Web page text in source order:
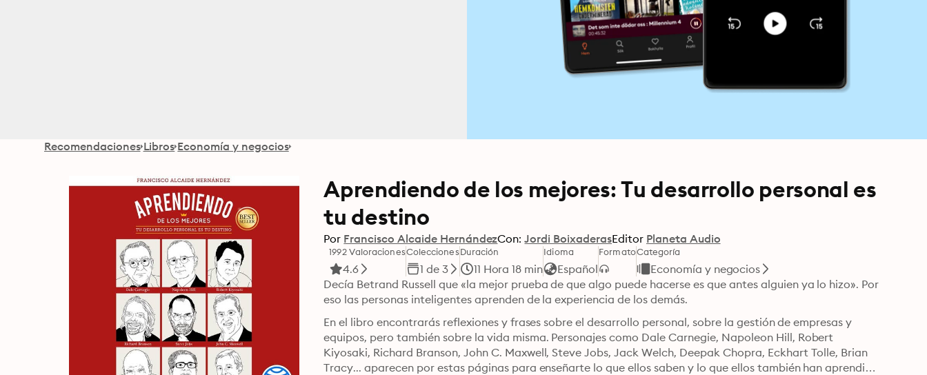
Recomendaciones Libros Economía y negocios
Aprendiendo de los mejores: Tu desarrollo personal es
tu destino
Por Francisco Alcaide HernándezCon: Jordi BoixaderasEditor Planeta Audio
1992 Valoraciones
4.6
Colecciones
1 de 3
Duración
11 Hora 18 min
Idioma
Español
FormatoCategoría
Economía y negocios
Decía Betrand Russell que «la mejor prueba de que algo puede hacerse es que antes alguien ya lo hizo». Por
eso las personas inteligentes aprenden de la experiencia de los demás.
En el libro encontrarás reflexiones y frases sobre el desarrollo personal, sobre la gestión de empresas y
equipos, pero también sobre la vida misma. Personajes como Dale Carnegie, Napoleon Hill, Robert
Kiyosaki, Richard Branson, John C. Maxwell, Steve Jobs, Jack Welch, Deepak Chopra, Eckhart Tolle, Brian
Tracy... aparecen por estas páginas para enseñarte lo que ellos saben y lo que ellos también han aprendido